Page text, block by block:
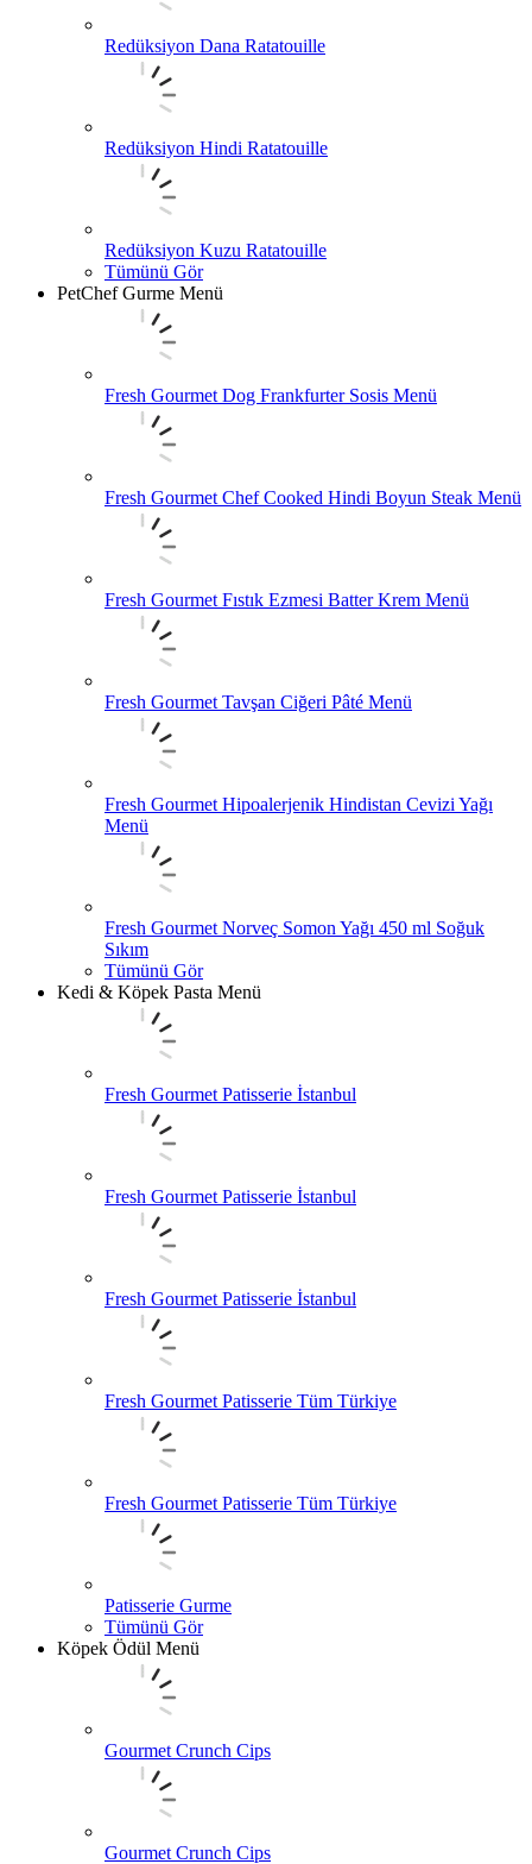
Redüksiyon Dana Ratatouille
Redüksiyon Hindi Ratatouille
Redüksiyon Kuzu Ratatouille
Tümünü Gör
PetChef Gurme Menü
Fresh Gourmet Dog Frankfurter Sosis Menü
Fresh Gourmet Chef Cooked Hindi Boyun Steak Menü
Fresh Gourmet Fıstık Ezmesi Batter Krem Menü
Fresh Gourmet Tavşan Ciğeri Pâté Menü
Fresh Gourmet Hipoalerjenik Hindistan Cevizi Yağı
Menü
Fresh Gourmet Norveç Somon Yağı 450 ml Soğuk
Sıkım
Tümünü Gör
Kedi & Köpek Pasta Menü
Fresh Gourmet Patisserie İstanbul
Fresh Gourmet Patisserie İstanbul
Fresh Gourmet Patisserie İstanbul
Fresh Gourmet Patisserie Tüm Türkiye
Fresh Gourmet Patisserie Tüm Türkiye
Patisserie Gurme
Tümünü Gör
Köpek Ödül Menü
Gourmet Crunch Cips
Gourmet Crunch Cips